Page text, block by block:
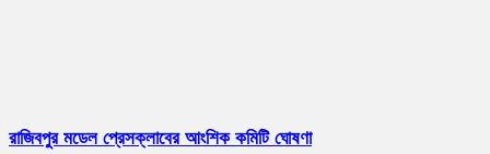
রাজিবপুর মডেল প্রেসক্লাবের আংশিক কমিটি ঘোষণা